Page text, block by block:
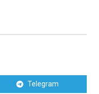
Telegram